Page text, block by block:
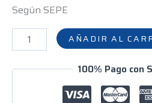
Según SEPE
AÑADIR AL
100% Pago con